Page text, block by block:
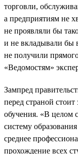
торговли,
а предприятиям не
не проявляли бы
и не вкладывали бы
не получили
«Ведомостям»
Зампред
перед страной
обучения. «В целом
систему
среднее
прохождение всех